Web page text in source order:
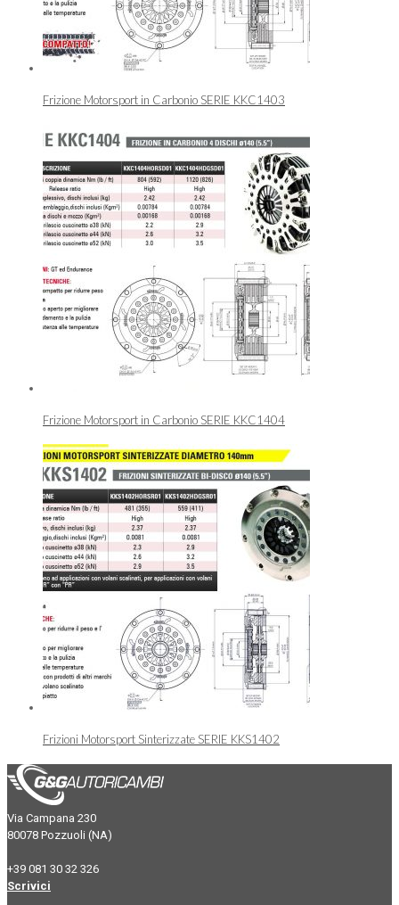
Frizione Motorsport in Carbonio SERIE KKC1403
Frizione Motorsport in Carbonio SERIE KKC1404
Frizioni Motorsport Sinterizzate SERIE KKS1402
Via Campana 230
80078 Pozzuoli (NA)
+39 081 30 32 326
Scrivici